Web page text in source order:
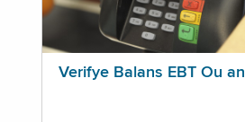
Verifye Balans EBT Ou an